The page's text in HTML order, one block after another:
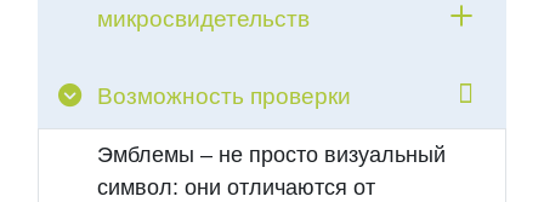
микросвидетельств
Возможность проверки
Эмблемы – не просто визуальный
символ: они отличаются от